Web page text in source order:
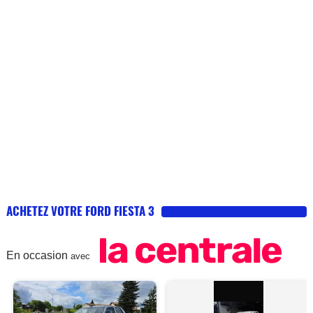
ACHETEZ VOTRE FORD FIESTA 3
En occasion avec